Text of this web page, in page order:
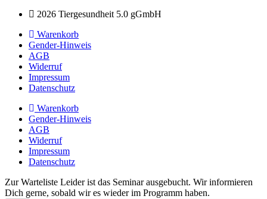
2026 Tiergesundheit 5.0 gGmbH
Warenkorb
Gender-Hinweis
AGB
Widerruf
Impressum
Datenschutz
Warenkorb
Gender-Hinweis
AGB
Widerruf
Impressum
Datenschutz
Zur Warteliste Leider ist das Seminar ausgebucht. Wir informieren
Dich gerne, sobald wir es wieder im Programm haben.